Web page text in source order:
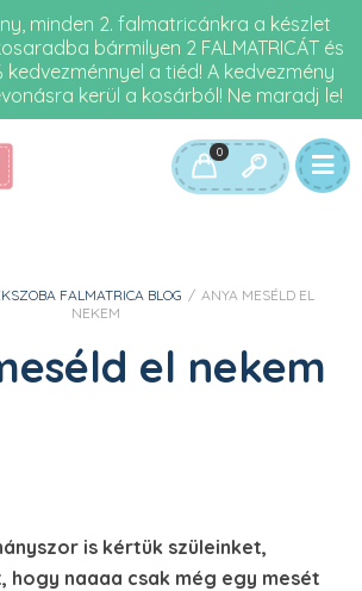
minden 2. falmatricánkra a készlet
bármilyen 2 FALMATRICÁT és
a tiéd! A kedvezmény
kerül a kosárból! Ne maradj le!
0
FALMATRICA BLOG / ANYA MESÉLD EL
NEKEM
el nekem
is kértük szüleinket,
hogy naaaa csak még egy mesét